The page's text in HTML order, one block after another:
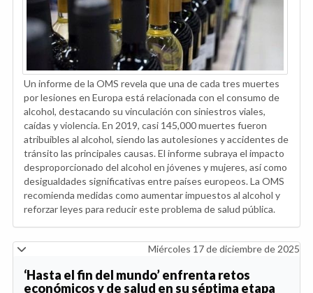
Un informe de la OMS revela que una de cada tres muertes
por lesiones en Europa está relacionada con el consumo de
alcohol, destacando su vinculación con siniestros viales,
caídas y violencia. En 2019, casi 145,000 muertes fueron
atribuibles al alcohol, siendo las autolesiones y accidentes de
tránsito las principales causas. El informe subraya el impacto
desproporcionado del alcohol en jóvenes y mujeres, así como
desigualdades significativas entre países europeos. La OMS
recomienda medidas como aumentar impuestos al alcohol y
reforzar leyes para reducir este problema de salud pública.
Miércoles 17 de diciembre de 2025
‘Hasta el fin del mundo’ enfrenta retos
económicos y de salud en su séptima etapa